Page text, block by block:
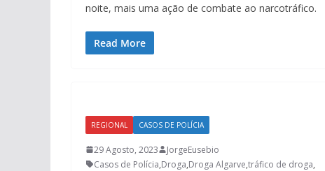
noite, mais uma ação de combate ao narcotráfico.
Read More
REGIONAL CASOS DE POLÍCIA
29 Agosto, 2023
JorgeEusebio
Casos de Polícia,Droga,Droga Algarve,tráfico de droga,